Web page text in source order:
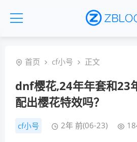
首页 cf小号 正文
dnf樱花,24年年套和23
配出樱花特效吗？
cf小号 2年 前(06-23)